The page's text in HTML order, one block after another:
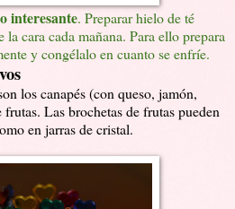
interesante. Preparar hielo de té
cara cada mañana. Para ello prepara
y congélalo en cuanto se enfríe.
los canapés (con queso, jamón,
Las brochetas de frutas pueden
en jarras de cristal.